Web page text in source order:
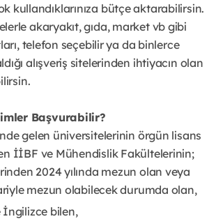
kullandıklarınıza bütçe aktarabilirsin.
akaryakıt, gıda, market vb gibi
telefon seçebilir ya da binlerce
alışveriş sitelerinden ihtiyacın olan
Başvurabilir?
gelen üniversitelerinin örgün lisans
İİBF ve Mühendislik Fakültelerinin;
2024 yılında mezun olan veya
mezun olabilecek durumda olan,
bilen,